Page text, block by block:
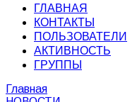
ГЛАВНАЯ
КОНТАКТЫ
ПОЛЬЗОВАТЕЛИ
АКТИВНОСТЬ
ГРУППЫ
Главная